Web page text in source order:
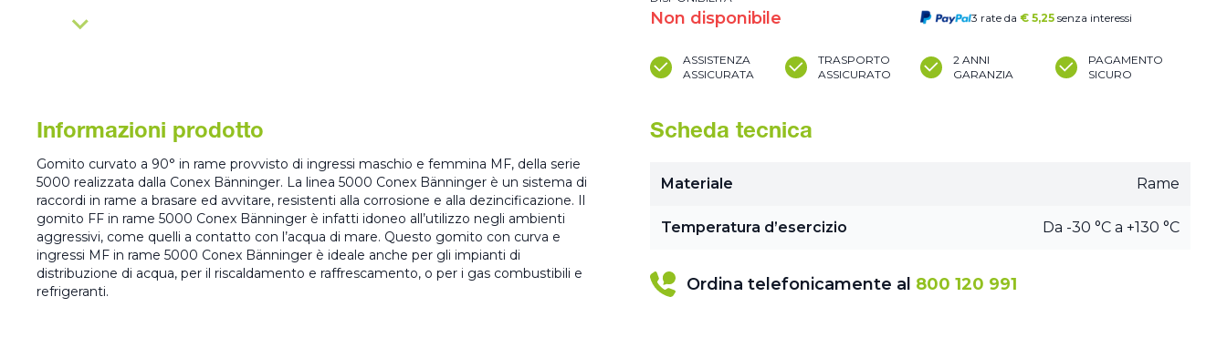
Non disponibile 3 rate da € 5,25 senza interessi
ASSISTENZA
ASSICURATA
TRASPORTO
ASSICURATO
2 ANNI
GARANZIA
PAGAMENTO
SICURO
Informazioni prodotto
Gomito curvato a 90° in rame provvisto di ingressi maschio e femmina MF, della serie
5000 realizzata dalla Conex Bänninger. La linea 5000 Conex Bänninger è un sistema di
raccordi in rame a brasare ed avvitare, resistenti alla corrosione e alla dezincificazione. Il
gomito FF in rame 5000 Conex Bänninger è infatti idoneo all’utilizzo negli ambienti
aggressivi, come quelli a contatto con l’acqua di mare. Questo gomito con curva e
ingressi MF in rame 5000 Conex Bänninger è ideale anche per gli impianti di
distribuzione di acqua, per il riscaldamento e raffrescamento, o per i gas combustibili e
refrigeranti.
Scheda tecnica
Materiale Rame
Temperatura d’esercizio Da -30 °C a +130 °C
Ordina telefonicamente al 800 120 991